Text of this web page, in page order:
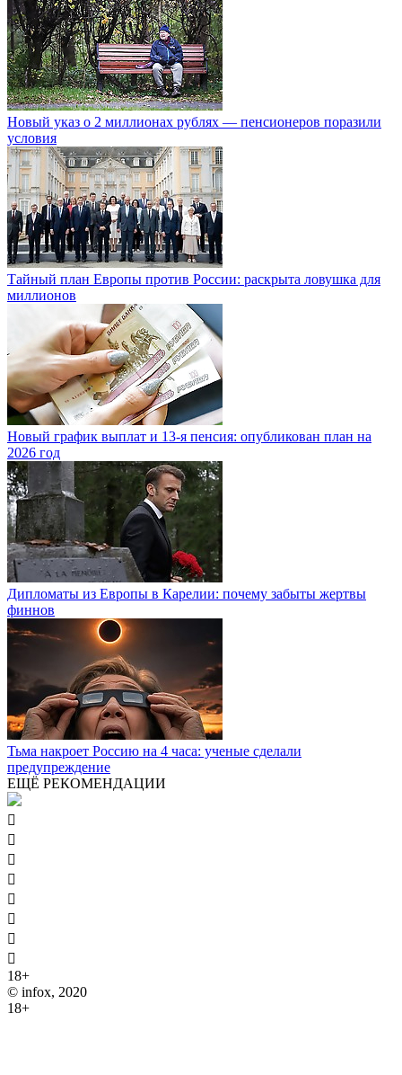
Новый указ о 2 миллионах рублях — пенсионеров поразили
условия
Тайный план Европы против России: раскрыта ловушка для
миллионов
Новый график выплат и 13-я пенсия: опубликован план на
2026 год
Дипломаты из Европы в Карелии: почему забыты жертвы
финнов
Тьма накроет Россию на 4 часа: ученые сделали
предупреждение
ЕЩЁ РЕКОМЕНДАЦИИ








18+
© infox, 2020
18+